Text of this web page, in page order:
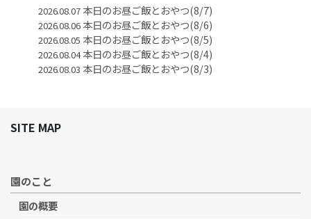
2026.08.07本日のお昼ご飯とおやつ(8/7)
2026.08.06本日のお昼ご飯とおやつ(8/6)
2026.08.05 本日のお昼ご飯とおやつ(8/5)
2026.08.04本日のお昼ご飯とおやつ(8/4)
2026.08.03 本日のお昼ご飯とおやつ(8/3)
SITE MAP
園のこと
園の概要